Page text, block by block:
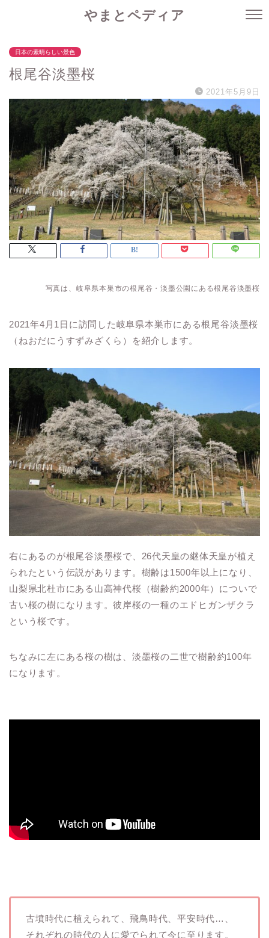
やまとペディア
日本の素晴らしい景色
根尾谷淡墨桜
2021年5月9日
写真は、岐阜県本巣市の根尾谷・淡墨公園にある根尾谷淡墨桜
2021年4月1日に訪問した岐阜県本巣市にある根尾谷淡墨桜
（ねおだにうすずみざくら）を紹介します。
右にあるのが根尾谷淡墨桜で、26代天皇の継体天皇が植え
られたという伝説があります。樹齢は1500年以上になり、
山梨県北杜市にある山高神代桜（樹齢約2000年）についで
古い桜の樹になります。彼岸桜の一種のエドヒガンザクラ
という桜です。
ちなみに左にある桜の樹は、淡墨桜の二世で樹齢約100年
になります。
古墳時代に植えられて、飛鳥時代、平安時代…、
それぞれの時代の人に愛でられて今に至ります。